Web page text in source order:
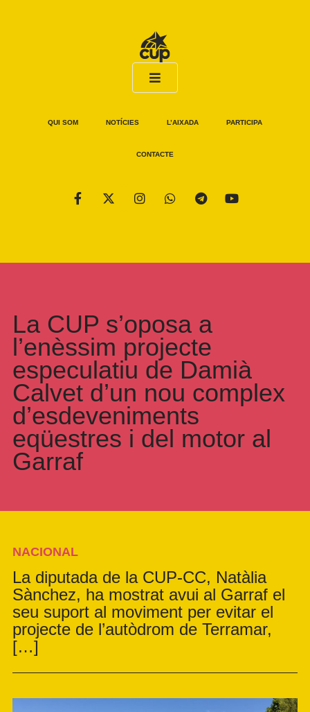
QUI SOM NOTÍCIES L’AIXADA PARTICIPA
CONTACTE
La CUP s’oposa a
l’enèssim projecte
especulatiu de Damià
Calvet d’un nou complex
d’esdeveniments
eqüestres i del motor al
Garraf
NACIONAL
La diputada de la CUP-CC, Natàlia
Sànchez, ha mostrat avui al Garraf el
seu suport al moviment per evitar el
projecte de l’autòdrom de Terramar,
[…]